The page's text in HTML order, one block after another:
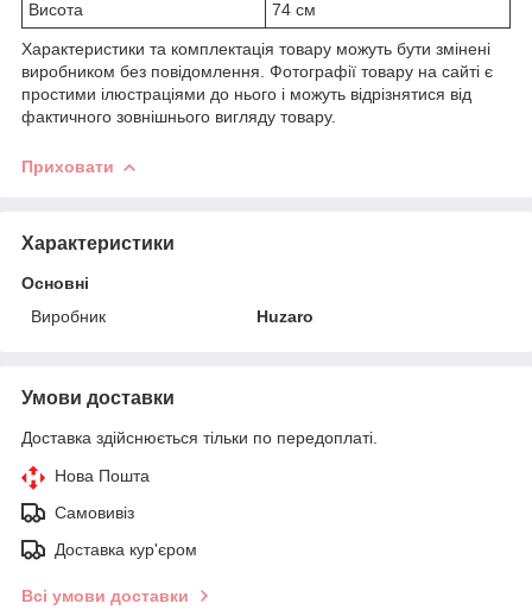
Висота 74 см
Характеристики та комплектація товару можуть бути змінені
виробником без повідомлення. Фотографії товару на сайті є
простими ілюстраціями до нього і можуть відрізнятися від
фактичного зовнішнього вигляду товару.
Приховати
Характеристики
Основні
Виробник
Huzaro
Умови доставки
Доставка здійснюється тільки по передоплаті.
Нова Пошта
Самовивіз
Доставка кур'єром
Всі умови доставки